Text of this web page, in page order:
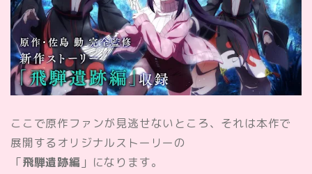
ここで原作ファンが見逃せないところ、それは本作で
展開するオリジナルストーリーの
「飛騨遺跡編 」になります。